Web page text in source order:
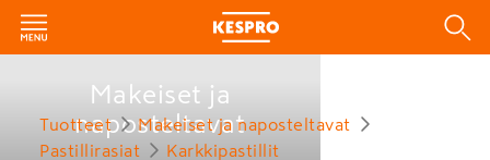
Makeiset ja
naposteltavat
Tuotteet
Makeiset ja naposteltavat
Pastillirasiat
Karkkipastillit